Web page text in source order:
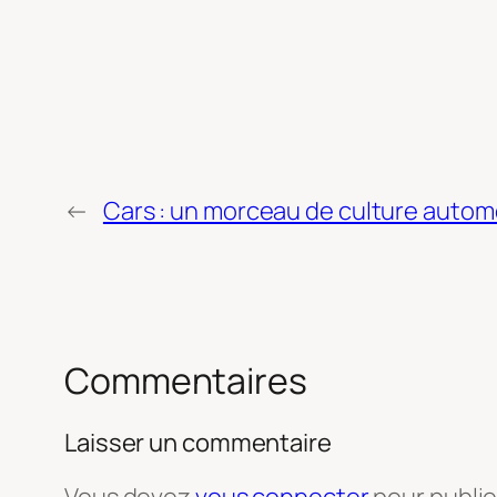
← Cars : un morceau de culture
Commentaires
Laisser un commentaire